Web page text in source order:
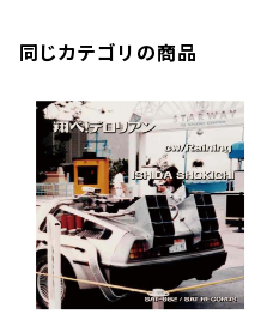
同じカテゴリの商品